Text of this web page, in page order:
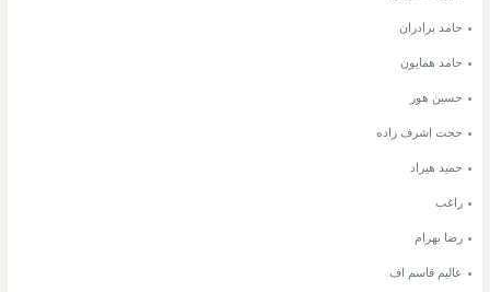
حامد برادران
حامد همایون
حسین هور
حجت اشرف زاده
حمید هیراد
راغب
رضا بهرام
عالیم قاسم اف